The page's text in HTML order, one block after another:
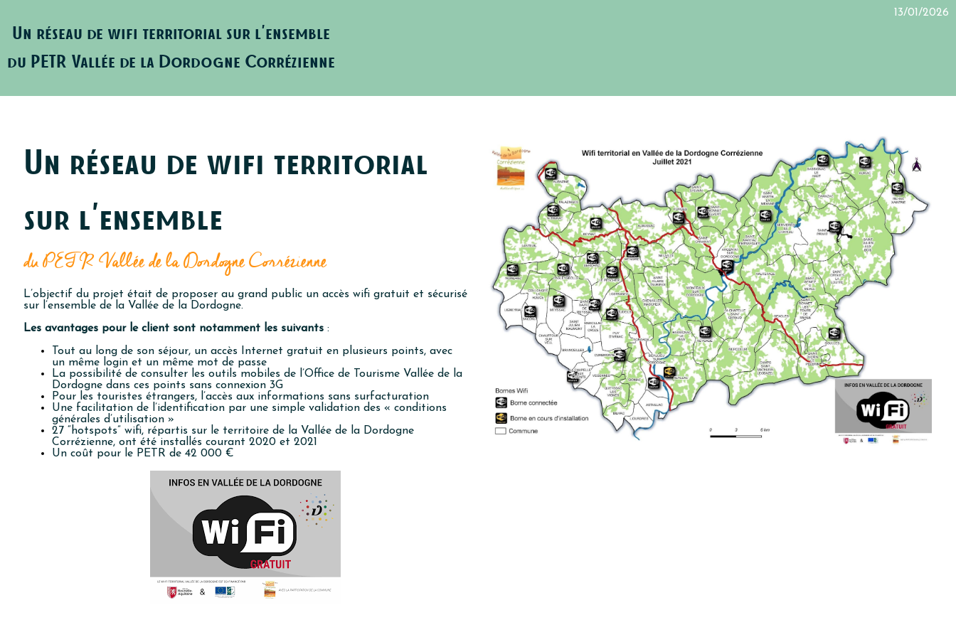
Un réseau de wifi territorial sur l'ensemble
du PETR Vallée de la Dordogne Corrézienne
13/01/2026
Un réseau de wifi territorial
sur l'ensemble
du PETR Vallée de la Dordogne Corrézienne
L’objectif du projet était de proposer au grand public un accès wifi gratuit et sécurisé
sur l’ensemble de la Vallée de la Dordogne.
Les avantages pour le client sont notamment les suivants :
Tout au long de son séjour, un accès Internet gratuit en plusieurs points, avec
un même login et un même mot de passe
La possibilité de consulter les outils mobiles de l’Office de Tourisme Vallée de la
Dordogne dans ces points sans connexion 3G
Pour les touristes étrangers, l’accès aux informations sans surfacturation
Une facilitation de l’identification par une simple validation des « conditions
générales d’utilisation »
27 “hotspots” wifi, répartis sur le territoire de la Vallée de la Dordogne
Corrézienne, ont été installés courant 2020 et 2021
Un coût pour le PETR de 42 000 €